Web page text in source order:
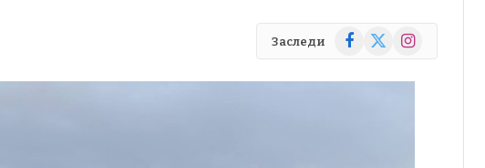
Заследи Facebook
X
Instagram